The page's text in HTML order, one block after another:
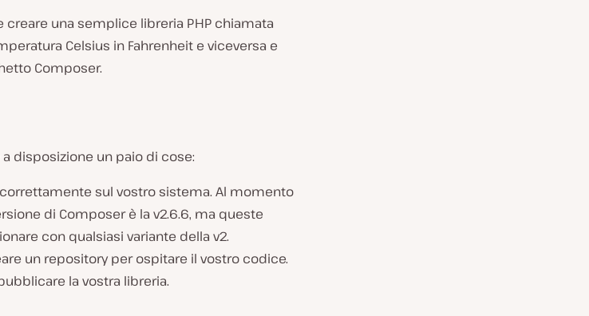
una semplice libreria PHP chiamata
Celsius in Fahrenheit e viceversa e
Composer.
disposizione un paio di cose:
sul vostro sistema. Al momento
di Composer è la v2.6.6, ma queste
con qualsiasi variante della v2.
un repository per ospitare il vostro codice.
la vostra libreria.